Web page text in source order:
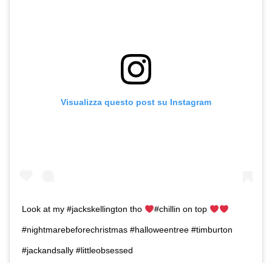
Visualizza questo post su Instagram
Look at my #jackskellington tho #chillin on top
#nightmarebeforechristmas #halloweentree #timburton
#jackandsally #littleobsessed